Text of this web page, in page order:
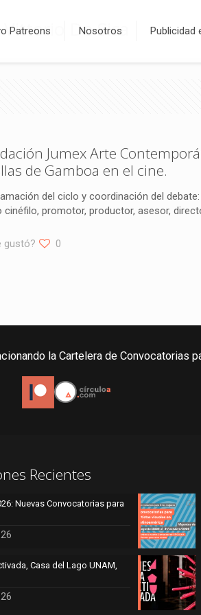
Patreons Nosotros Publicidad
Vittorio De Sica
Jumex Arte
de Gamboa en el cine.
del ciclo y coordinación del
cinéfilo, promotor, productor, asesor,
gustó? 0
la Cartelera de Convocatorias
Recientes
Nuevas Convocatorias para
Casa del Lago UNAM,